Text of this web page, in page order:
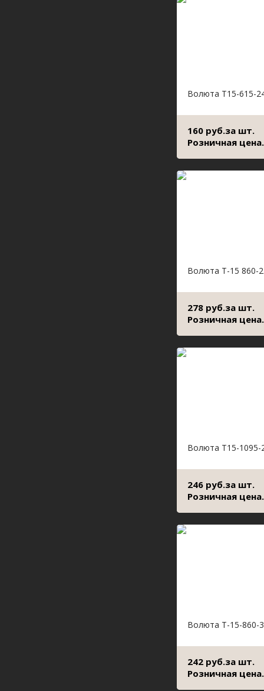
Волюта Т15-615-
160 руб.за шт.
Розничная цена.
Волюта Т-15 860-
278 руб.за шт.
Розничная цена.
Волюта Т15-1095-
246 руб.за шт.
Розничная цена.
Волюта Т-15-860-
242 руб.за шт.
Розничная цена.